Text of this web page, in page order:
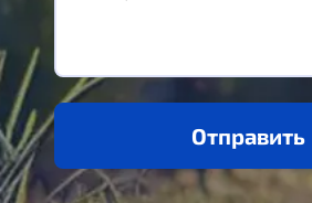
Отправить